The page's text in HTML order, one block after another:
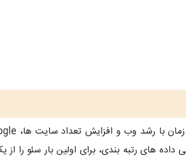
های رتبه‌ بندی، برای اولین بار سئو را